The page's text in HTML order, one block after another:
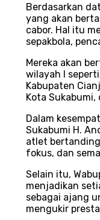
Berdasarkan
yang akan
cabor. Hal itu
sepakbola,
Mereka akan
wilayah I
Kabupaten
Kota Sukabumi,
Dalam
Sukabumi H.
atlet
fokus, dan
Selain itu,
menjadikan
sebagai ajang
mengukir